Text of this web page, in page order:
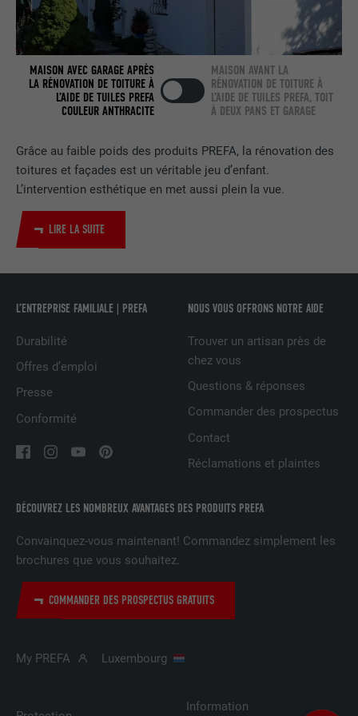
Grâce au faible poids des produits PREFA, la rénovation des
toitures et façades est un véritable jeu d’enfant.
L’intervention esthétique en met aussi plein la vue.
LIRE LA SUITE
MAISON AVEC GARAGE APRÈS
LA RÉNOVATION DE TOITURE À
L’AIDE DE TUILES PREFA
COULEUR ANTHRACITE
MAISON AVANT LA
RÉNOVATION DE TOITURE À
L’AIDE DE TUILES PREFA, TOIT
À DEUX PANS ET GARAGE
DÉCOUVREZ LES NOMBREUX AVANTAGES DES PRODUITS PREFA
Convainquez-vous maintenant! Commandez simplement les
brochures que vous souhaitez.
COMMANDER DES PROSPECTUS GRATUITS
L’ENTREPRISE FAMILIALE | PREFA
Durabilité
Offres d’emploi
Presse
Conformité
NOUS VOUS OFFRONS NOTRE AIDE
Trouver un artisan près de
chez vous
Questions & réponses
Commander des prospectus
Contact
Réclamations et plaintes
My PREFA Luxembourg
Information
FOURNISSEUR LinkedIn
2 ans
UTILITÉ
Utilisé par le service de réseau social
LinkedIn pour suivre l'utilisation de
NOM bscookie
FOURNISSEUR
UTILITÉ
LinkedIn pour suivre l'utilisation de
UserMatchHistory
FOURNISSEUR
EXPIRATION
plusieurs sites Internet afin d'afficher de
l'utilisateur.
NOM lidc
Utilisé par le service de réseau social